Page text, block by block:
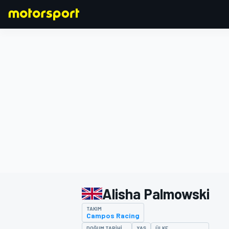
Alisha Palmowski
TAKIM
Campos Racing